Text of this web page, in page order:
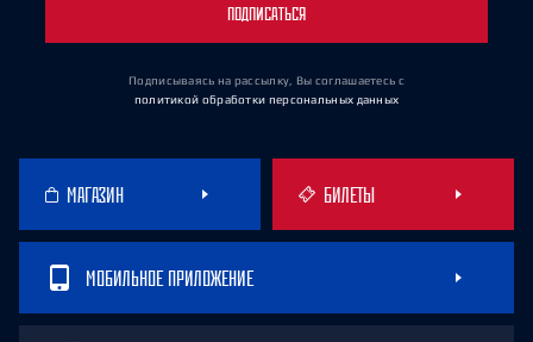
ПОДПИСАТЬСЯ
Подписываясь на рассылку, Вы соглашаетесь с
политикой обработки персональных данных
МАГАЗИН БИЛЕТЫ
МОБИЛЬНОЕ ПРИЛОЖЕНИЕ